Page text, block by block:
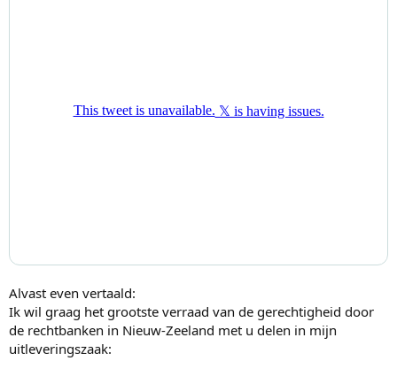
Alvast even vertaald:
Ik wil graag het grootste verraad van de gerechtigheid door
de rechtbanken in Nieuw-Zeeland met u delen in mijn
uitleveringszaak: